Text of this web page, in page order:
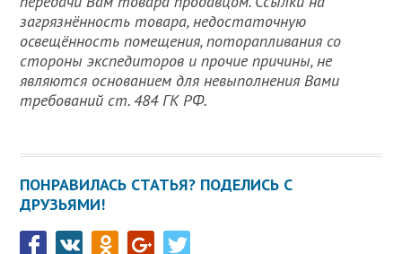
загрязнённость товара, недостаточную
освещённость помещения, поторапливания со
стороны экспедиторов и прочие причины, не
являются основанием для невыполнения Вами
требований ст. 484 ГК РФ.
ПОНРАВИЛАСЬ СТАТЬЯ? ПОДЕЛИСЬ С
ДРУЗЬЯМИ!